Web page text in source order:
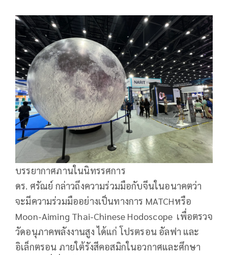
บรรยากาศภานในนิทรรศการ
ดร. ศรัณย์ กล่าวถึงความร่วมมือกับจีนในอนาคตว่า
จะมีความร่วมมืออย่างเป็นทางการ MATCHหรือ
Moon-Aiming Thai-Chinese Hodoscope เพื่อตรวจ
วัดอนุภาคพลังงานสูง ได้แก่ โปรตรอน อัลฟา และ
อิเล็กตรอน ภายใต้รังสีคอสมิกในอวกาศและศึกษา